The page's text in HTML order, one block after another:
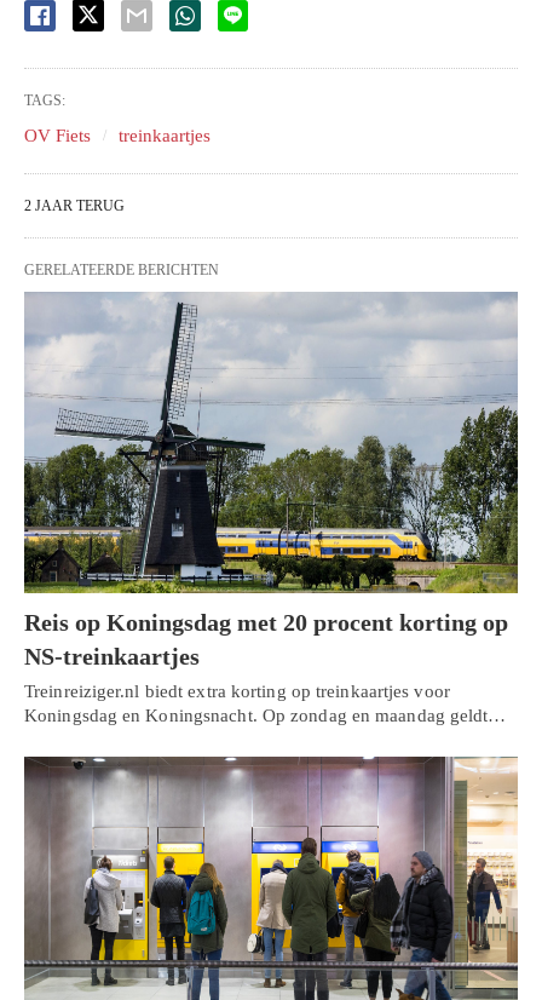
TAGS:
OV Fiets treinkaartjes
2 JAAR TERUG
GERELATEERDE BERICHTEN
Reis op Koningsdag met 20 procent korting op
NS-treinkaartjes
Treinreiziger.nl biedt extra korting op treinkaartjes voor
Koningsdag en Koningsnacht. Op zondag en maandag geldt…